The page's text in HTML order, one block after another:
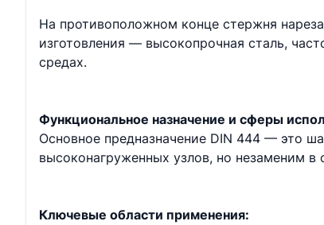
На противоположном конце стержня
изготовления — высокопрочная сталь,
средах.
Функциональное назначение и сферы
Основное предназначение DIN 444 — это
высоконагруженных узлов, но незаменим
Ключевые области применения: